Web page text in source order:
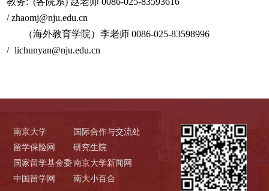
/ zhaomj@nju.edu.cn
（海外教育学院）李老师 0086-025-83598996
/ lichunyan@nju.edu.cn
南京大学
留学保险网
国家留学基金委
中国留学网
国际合作与交流处
研究生院
南京大学新闻网
南大小百合